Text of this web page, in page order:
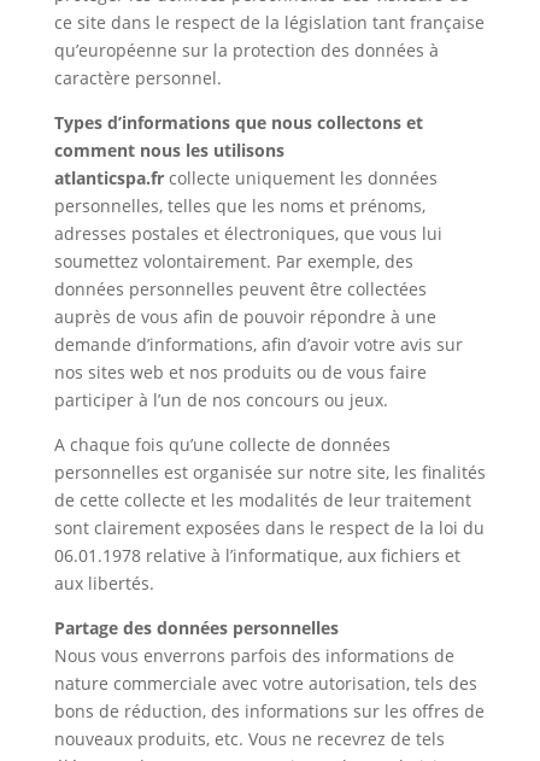
ce site dans le respect de la législation tant française
qu’européenne sur la protection des données à
caractère personnel.
Types d’informations que nous collectons et
comment nous les utilisons
atlanticspa.frcollecte uniquement les données
personnelles, telles que les noms et prénoms,
adresses postales et électroniques, que vous lui
soumettez volontairement. Par exemple, des
données personnelles peuvent être collectées
auprès de vous afin de pouvoir répondre à une
demande d’informations, afin d’avoir votre avis sur
nos sites web et nos produits ou de vous faire
participer à l’un de nos concours ou jeux.
A chaque fois qu’une collecte de données
personnelles est organisée sur notre site, les finalités
de cette collecte et les modalités de leur traitement
sont clairement exposées dans le respect de la loi du
06.01.1978 relative à l’informatique, aux fichiers et
aux libertés.
Partage des données personnelles
Nous vous enverrons parfois des informations de
nature commerciale avec votre autorisation, tels des
bons de réduction, des informations sur les offres de
nouveaux produits, etc. Vous ne recevrez de tels